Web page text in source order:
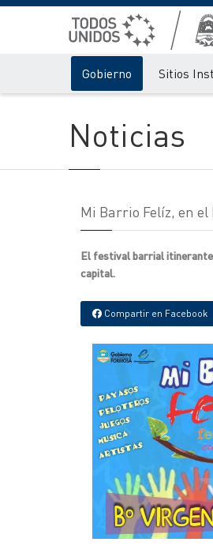
Gobierno Sitios
Noticias
Mi Barrio Felíz, en
El festival barrial itinerante
capital.
Compartir en Facebook